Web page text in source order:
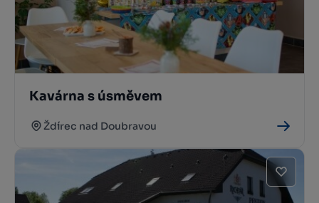
Kavárna s úsměvem
Ždírec nad Doubravou